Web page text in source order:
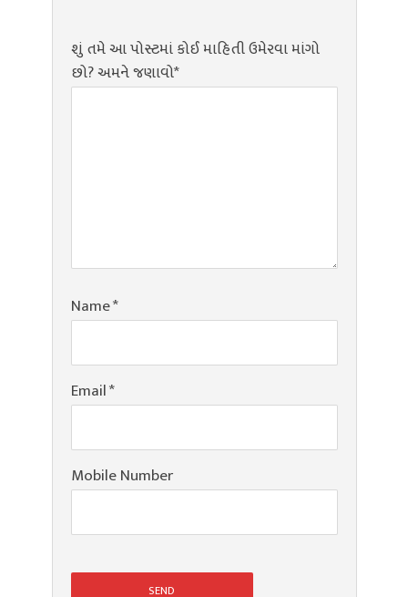
શું તમે આ પોસ્ટમાં કોઈ માહિતી ઉમેરવા માંગો
છો? અમને જણાવો*
Name*
Email*
Mobile Number